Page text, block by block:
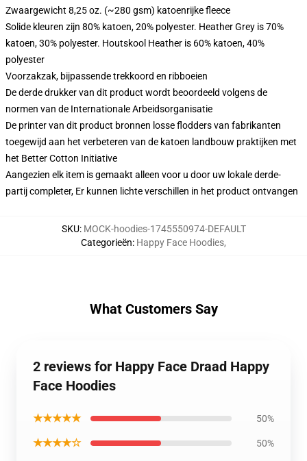
Zwaargewicht 8,25 oz. (~280 gsm) katoenrijke fleece
Solide kleuren zijn 80% katoen, 20% polyester. Heather Grey is 70%
katoen, 30% polyester. Houtskool Heather is 60% katoen, 40%
polyester
Voorzakzak, bijpassende trekkoord en ribboeien
De derde drukker van dit product wordt beoordeeld volgens de
normen van de Internationale Arbeidsorganisatie
De printer van dit product bronnen losse flodders van fabrikanten
toegewijd aan het verbeteren van de katoen landbouw praktijken met
het Better Cotton Initiative
Aangezien elk item is gemaakt alleen voor u door uw lokale derde-
partij completer, Er kunnen lichte verschillen in het product ontvangen
SKU: MOCK-hoodies-1745550974-DEFAULT
Categorieën: Happy Face Hoodies,
What Customers Say
2 reviews for Happy Face Draad Happy
Face Hoodies
★★★★★ 50%
★★★★☆ 50%